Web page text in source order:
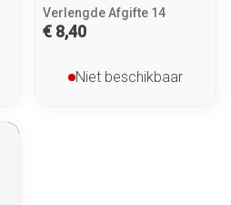
Verlengde Afgifte 14
€ 8,40
Niet beschikbaar